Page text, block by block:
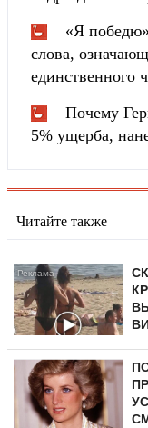
«Я
слова,
единственного
Почему
5% ущерба,
Читайте также